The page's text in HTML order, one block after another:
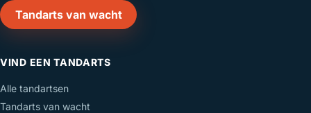
Tandarts van wacht
VIND EEN TANDARTS
Alle tandartsen
Tandarts van wacht